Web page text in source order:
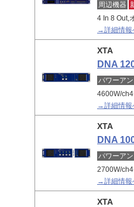
周辺機器
4 In 8 Out,
→詳細情報
XTA
DNA
パワーア
4600W/
→詳細情報
XTA
DNA
パワーア
2700W/
→詳細情報
XTA